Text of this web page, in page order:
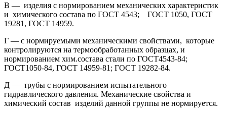
В — изделия с нормированием механических характеристик
и химического состава по ГОСТ 4543; ГОСТ 1050, ГОСТ
19281, ГОСТ 14959.
Г — с нормируемыми механическими свойствами, которые
контролируются на термообработанных образцах, и
нормированием хим.состава стали по ГОСТ4543-84;
ГОСТ1050-84, ГОСТ 14959-81; ГОСТ 19282-84.
Д — трубы с нормированием испытательного
гидравлического давления. Механические свойства и
химический состав изделий данной группы не нормируется.